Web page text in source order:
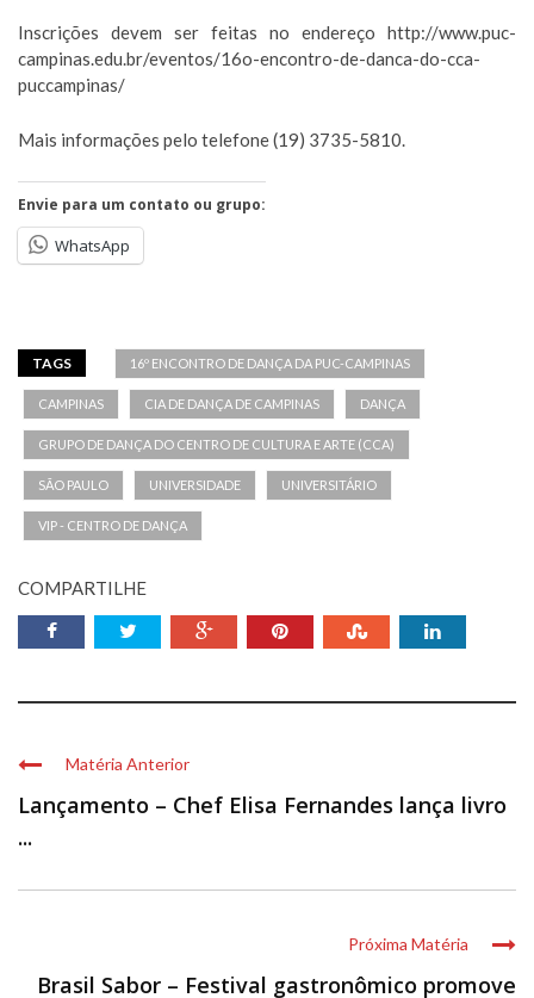
Inscrições devem ser feitas no endereço http://www.puc-
campinas.edu.br/eventos/16o-encontro-de-danca-do-cca-
puccampinas/
Mais informações pelo telefone (19) 3735-5810.
Envie para um contato ou grupo:
WhatsApp
TAGS 16º ENCONTRO DE DANÇA DA PUC-CAMPINAS
CAMPINAS CIA DE DANÇA DE CAMPINAS DANÇA
GRUPO DE DANÇA DO CENTRO DE CULTURA E ARTE (CCA)
SÃO PAULO UNIVERSIDADE UNIVERSITÁRIO
VIP - CENTRO DE DANÇA
COMPARTILHE
Matéria Anterior
Lançamento – Chef Elisa Fernandes lança livro
...
Próxima Matéria
Brasil Sabor – Festival gastronômico promove